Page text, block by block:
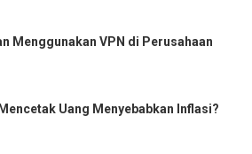
Menggunakan VPN di Perusahaan
Uang Menyebabkan Inflasi?